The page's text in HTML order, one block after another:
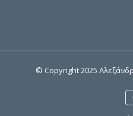
© Copyright 2025